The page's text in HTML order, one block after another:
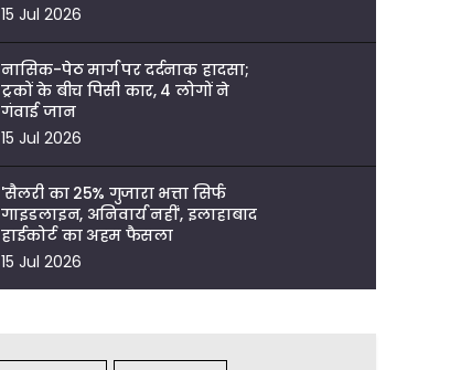
15 Jul 2026
नासिक-पेठ मार्ग पर दर्दनाक हादसा;
ट्रकों के बीच पिसी कार, 4 लोगों ने
गंवाई जान
15 Jul 2026
'सैलरी का 25% गुजारा भत्ता सिर्फ
गाइडलाइन, अनिवार्य नहीं', इलाहाबाद
हाईकोर्ट का अहम फैसला
15 Jul 2026